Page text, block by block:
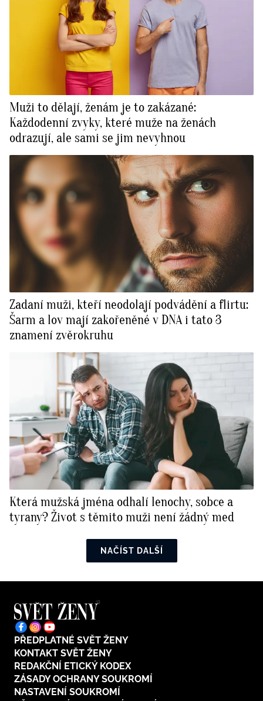
Muži to dělají, ženám je to zakázané:
Každodenní zvyky, které muže na ženách
odrazují, ale sami se jim nevyhnou
Zadaní muži, kteří neodolají podvádění a flirtu:
Šarm a lov mají zakořeněné v DNA i tato 3
znamení zvěrokruhu
Která mužská jména odhalí lenochy, sobce a
tyrany? Život s těmito muži není žádný med
NAČÍST DALŠÍ
PŘEDPLATNÉ SVĚT ŽENY
KONTAKT SVĚT ŽENY
REDAKČNÍ ETICKÝ KODEX
ZÁSADY OCHRANY SOUKROMÍ
NASTAVENÍ SOUKROMÍ